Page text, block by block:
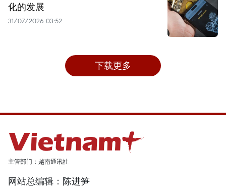
化的发展
31/07/2026 03:52
下载更多
主管部门：越南通讯社
网站总编辑：陈进笋